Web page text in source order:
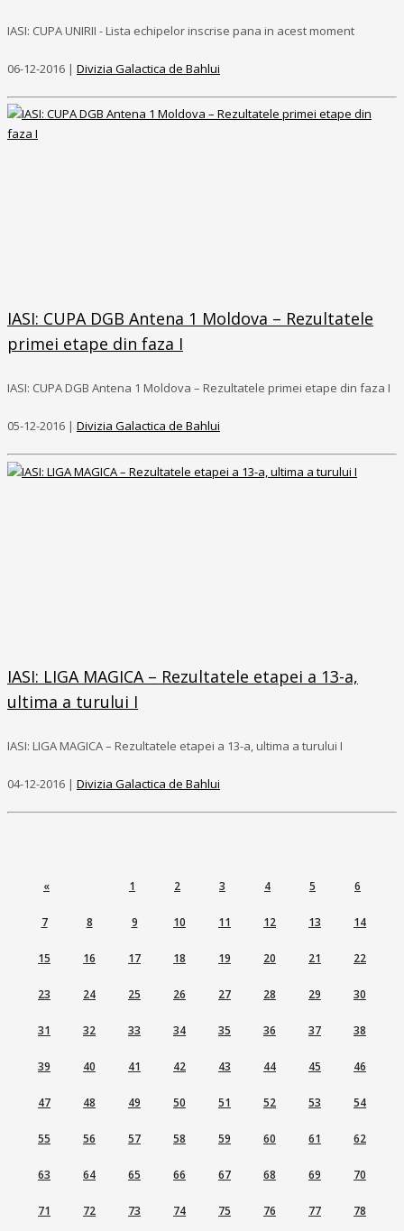
IASI: CUPA UNIRII - Lista echipelor inscrise pana in acest moment
06-12-2016 | Divizia Galactica de Bahlui
IASI: CUPA DGB Antena 1 Moldova – Rezultatele
primei etape din faza I
IASI: CUPA DGB Antena 1 Moldova – Rezultatele primei etape din faza I
05-12-2016 | Divizia Galactica de Bahlui
IASI: LIGA MAGICA – Rezultatele etapei a 13-a,
ultima a turului I
IASI: LIGA MAGICA – Rezultatele etapei a 13-a, ultima a turului I
04-12-2016 | Divizia Galactica de Bahlui
« 1 2 3 4 5 6
7 8 9 10 11 12 13 14
15 16 17 18 19 20 21 22
23 24 25 26 27 28 29 30
31 32 33 34 35 36 37 38
39 40 41 42 43 44 45 46
47 48 49 50 51 52 53 54
55 56 57 58 59 60 61 62
63 64 65 66 67 68 69 70
71 72 73 74 75 76 77 78